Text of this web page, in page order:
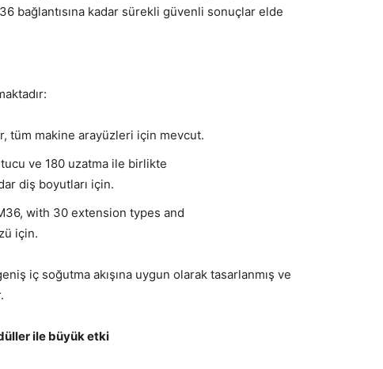
bağlantısına kadar sürekli güvenli sonuçlar elde
tüm makine arayüzleri için mevcut.
ve 180 uzatma ile birlikte
diş boyutları için.
with 30 extension types and
için.
iç soğutma akışına uygun olarak tasarlanmış ve
ile büyük etki